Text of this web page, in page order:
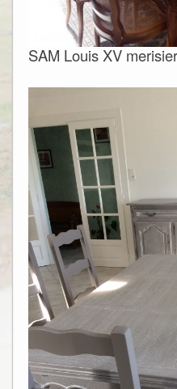
SAM Louis XV